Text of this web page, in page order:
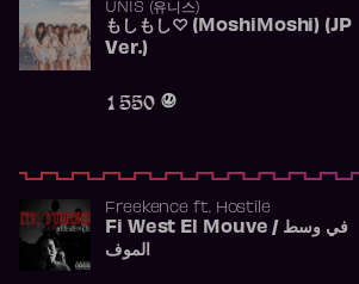
UNIS (유니스)
もしもし♡ (MoshiMoshi) (JP
Ver.)
1 550
Freekence ft. Hostile
Fi West El Mouve / في وسط
الموف